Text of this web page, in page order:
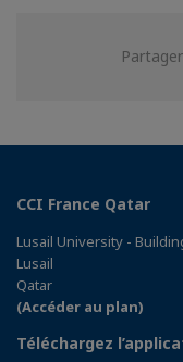
CCI France Qatar
Lusail University -
Lusail
Qatar
(Accéder au plan)
Téléchargez